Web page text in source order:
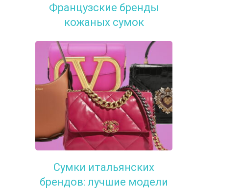
Французские бренды
кожаных сумок
Сумки итальянских
брендов: лучшие модели